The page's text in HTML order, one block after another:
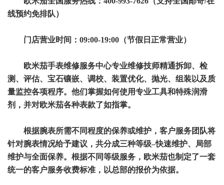
线预约免排队）
门店营业时间：09:00-19:00（节假日正常营业）
欧米茄手表维修服务中心专业维修技师精通拆卸、检
测、评估、宝石镶嵌、调校、装置优化、抛光、组装以及质
量监控各项程序。他们掌握如何使用专业工具和特殊润滑
剂，并对欧米茄各种表款了如指掌。
根据腕表所需不同程度的保养或维护，客户服务团队将
针对腕表情况给予建议，共分成三种等级–快速维护、局部
维护与全面保养。根据不同等级服务，欧米茄也制定了一套
统一的客户服务收费标准，以总部的报价为依据。